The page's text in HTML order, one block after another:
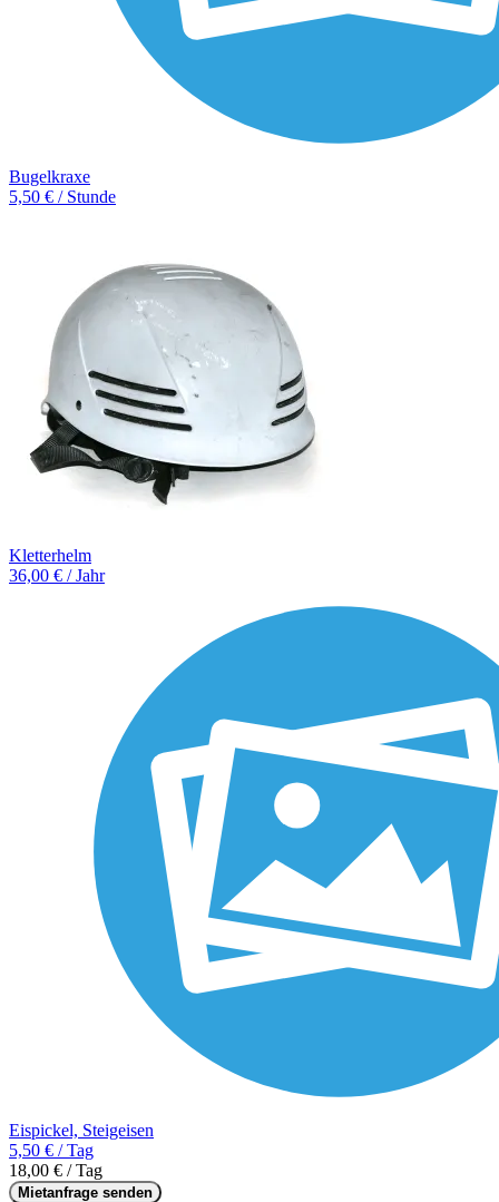
Bugelkraxe
5,50 € / Stunde
Kletterhelm
36,00 € / Jahr
Eispickel, Steigeisen
5,50 € / Tag
18,00 € / Tag
Mietanfrage senden